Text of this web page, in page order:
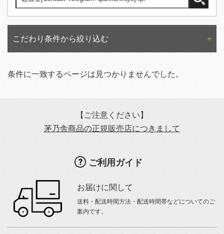
こだわり条件から絞り込む
条件に一致するページは見つかりませんでした。
【ご注意ください】
茅乃舎商品の正規販売店につきまして
ご利用ガイド
お届けに関して
送料・配送時間方法・配送時間帯などについてのご
案内です。